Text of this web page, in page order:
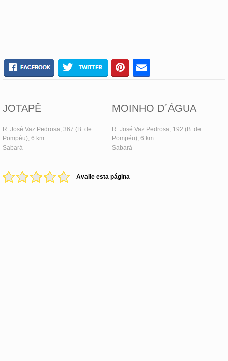
JOTAPÊ
R. José Vaz Pedrosa, 367 (B. de
Pompéu), 6 km
Sabará
MOINHO D´ÁGUA
R. José Vaz Pedrosa, 192 (B. de
Pompéu), 6 km
Sabará
Avalie esta página